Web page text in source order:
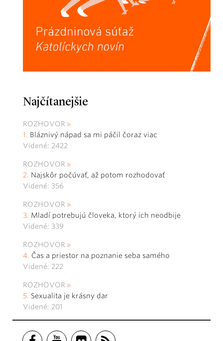
Najčítanejšie
ROZHOVOR
Bláznivý nápad sa mi páčil čoraz viac
Videné: 2422
ROZHOVOR
Najskôr počúvať, až potom rozhodovať
Videné: 356
ROZHOVOR
Mladí potrebujú človeka, ktorý ich neodbije
Videné: 339
ROZHOVOR
Čas a priestor na poznanie seba samého
Videné: 222
ROZHOVOR
Sexualita je krásny dar
Videné: 201